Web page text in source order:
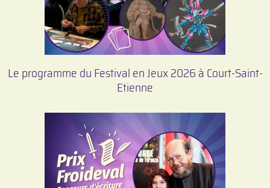
Le programme du Festival en Jeux 2026 à Court-Saint-
Etienne